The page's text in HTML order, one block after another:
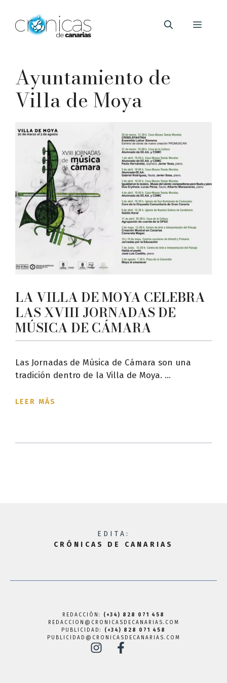
contenido
Menú
Ayuntamiento de
Villa de Moya
LA VILLA DE MOYA CELEBRA
LAS XVIII JORNADAS DE
MÚSICA DE CÁMARA
Las Jornadas de Música de Cámara son una
tradición dentro de la Villa de Moya. ...
LEER MÁS
EDITA:
CRÓNICAS DE CANARIAS
REDACCIÓN: (+34) 828 071 458
REDACCION@CRONICASDECANARIAS.COM
PUBLICIDAD: (+34) 828 071 458
PUBLICIDAD@CRONICASDECANARIAS.COM